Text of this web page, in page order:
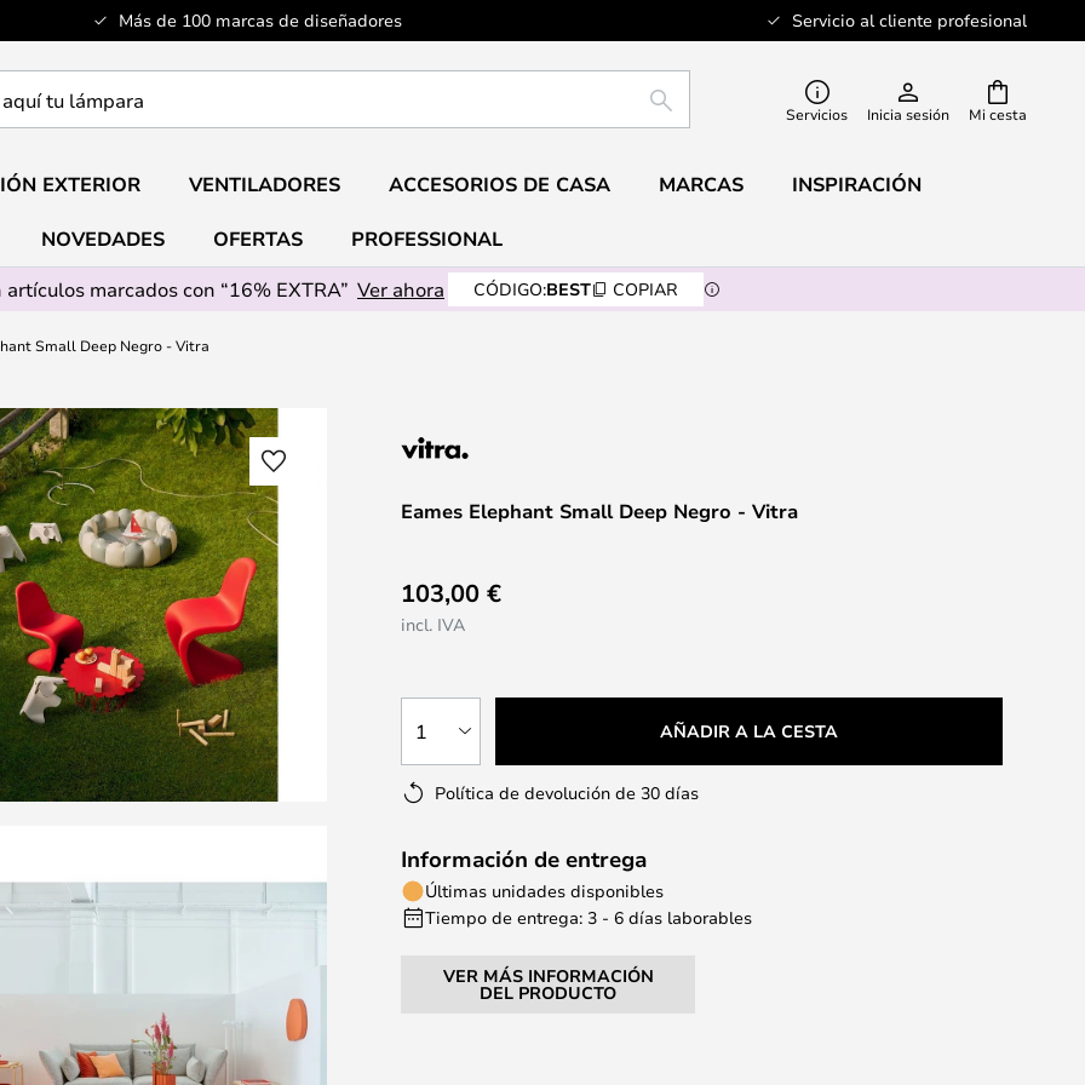
Más de 100 marcas de diseñadores Servicio al cliente profesional
Mi cesta
BUSCAR Servicios Inicia sesión
EXTERIOR VENTILADORES ACCESORIOS DE CASA MARCAS INSPIRACIÓN
NOVEDADES OFERTAS
PROFESSIONAL
artículos marcados con “16% EXTRA” Ver ahora CÓDIGO:BEST COPIAR
Small Deep Negro - Vitra
Eames Elephant Small Deep Negro - Vitra
103,00 €
incl. IVA
1 AÑADIR A LA CESTA
Política de devolución de 30 días
Información de entrega
Últimas unidades disponibles
Tiempo de entrega: 3 - 6 días laborables
VER MÁS INFORMACIÓN
DEL PRODUCTO